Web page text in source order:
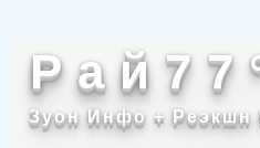
Р а й 7 7
Зуон Инфо + Реэкшн